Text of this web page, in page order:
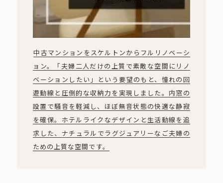
中古マンションをスケルトンからフルリノベーシ
ョン。「夫婦二人だけの上質で素敵な空間にリノ
ベーションしたい」という要望のもと、憧れの回
遊動線と圧倒的な収納力を実現しました。内窓の
設置で騒音を軽減し、ほぼ無音状態の快適な静寂
を確保。ホテルライクなデザインと生活動線を追
求した、ナチュラルでラグジュアリーなご夫婦の
ための上質な空間です。